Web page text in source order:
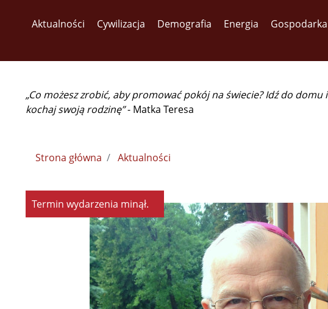
Aktualności Cywilizacja Demografia Energia Gospodarka
„Co możesz zrobić, aby promować pokój na świecie? Idź do domu i
kochaj swoją rodzinę”- Matka Teresa
Strona główna Aktualności
Termin wydarzenia minął.